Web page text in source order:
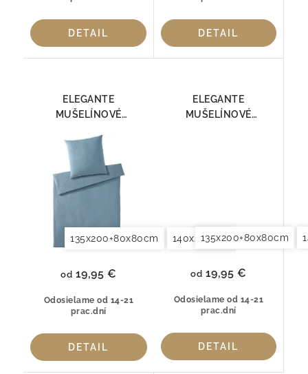
DETAIL DETAIL
ELEGANTE
MUŠELÍNOVÉ
7095-02
135x200+80x80cm 140x200+70x90cm
Odosielame od 14-21
prac.dní
od 19,95 €
DETAIL
ELEGANTE
MUŠELÍNOVÉ
135x200+80x80cm
Odosielame od 14-21
prac.dní
od 19,95 €
DETAIL